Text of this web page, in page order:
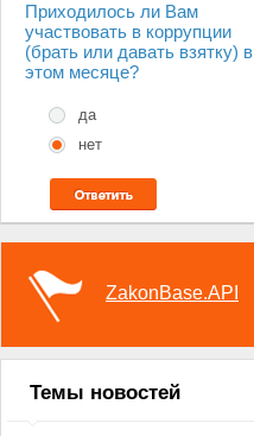
Приходилось ли Вам
участвовать в коррупции
(брать или давать взятку) в
этом месяце?
да
нет
ZakonBase.API
Темы новостей